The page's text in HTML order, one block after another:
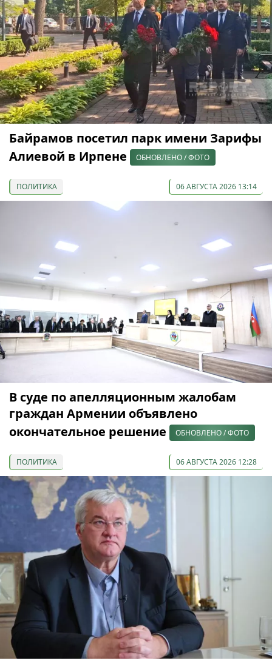
Байрамов посетил парк имени Зарифы
Алиевой в Ирпене
ОБНОВЛЕНО / ФОТО
ПОЛИТИКА 06 АВГУСТА 2026 13:14
В суде по апелляционным жалобам
граждан Армении объявлено
окончательное решение
ОБНОВЛЕНО / ФОТО
ПОЛИТИКА 06 АВГУСТА 2026 12:28